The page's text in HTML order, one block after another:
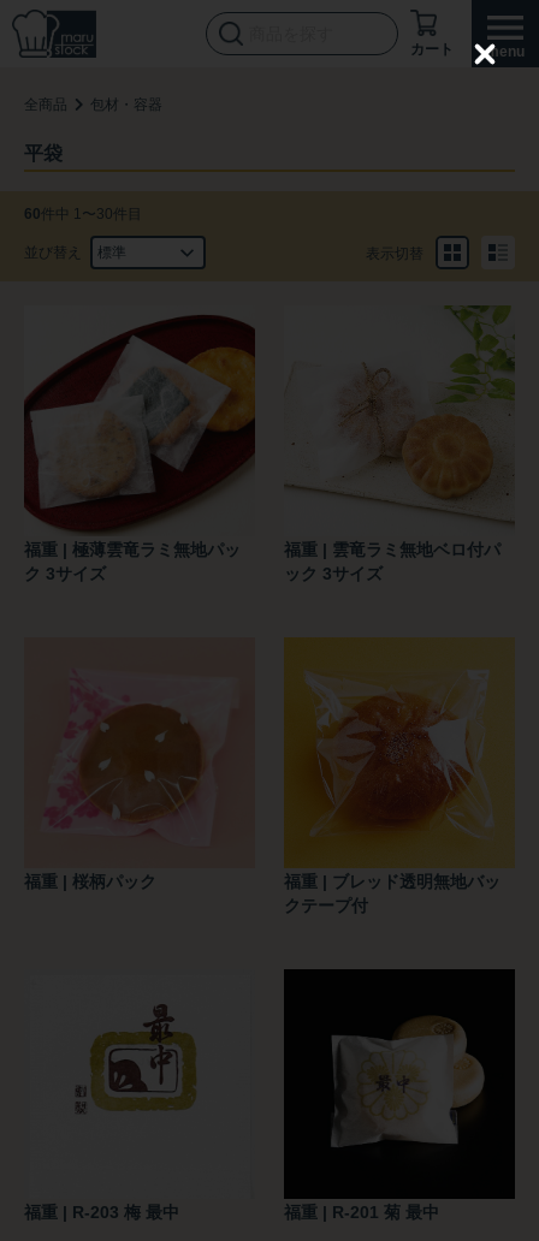
カート
全商品 包材・容器
平袋
60件中 1〜30件目
並び替え 表示切替
福重 | 極薄雲竜ラミ無地パッ
ク 3サイズ
福重 | 雲竜ラミ無地ベロ付パ
ック 3サイズ
福重 | 桜柄パック
福重 | ブレッド透明無地バッ
クテープ付
福重 | R-203 梅 最中 福重 | R-201 菊 最中
C